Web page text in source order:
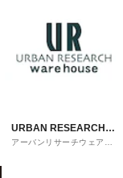
URBAN RESEARCH
ware house
アーバンリサーチウェアハ